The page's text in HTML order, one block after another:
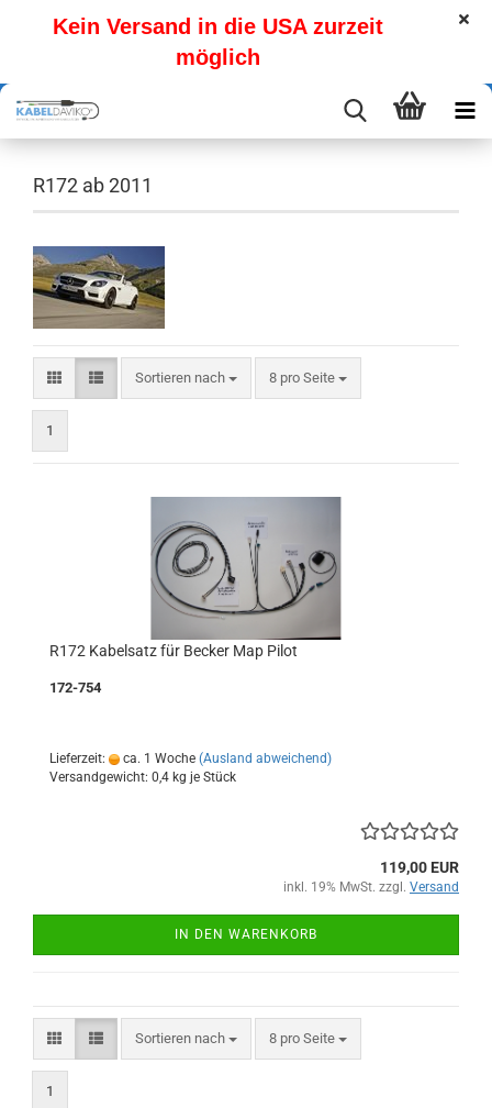
Kein Versand in die USA zurzeit
möglich
R172 ab 2011
Sortieren nach
Sortieren nach 8 pro Seite
pro Seite
1
R172 Kabelsatz für Becker Map Pilot
172-754
Lieferzeit: ca. 1 Woche (Ausland abweichend)
Versandgewicht: 0,4 kg je Stück
119,00 EUR
inkl. 19% MwSt. zzgl. Versand
IN DEN WARENKORB
Sortieren nach
Sortieren nach 8 pro Seite
pro Seite
1